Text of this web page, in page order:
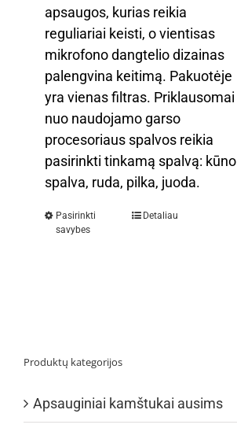
apsaugos, kurias reikia
reguliariai keisti, o vientisas
mikrofono dangtelio dizainas
palengvina keitimą. Pakuotėje
yra vienas filtras. Priklausomai
nuo naudojamo garso
procesoriaus spalvos reikia
pasirinkti tinkamą spalvą: kūno
spalva, ruda, pilka, juoda.
Pasirinkti
savybes
Detaliau
Produktų kategorijos
Apsauginiai kamštukai ausims